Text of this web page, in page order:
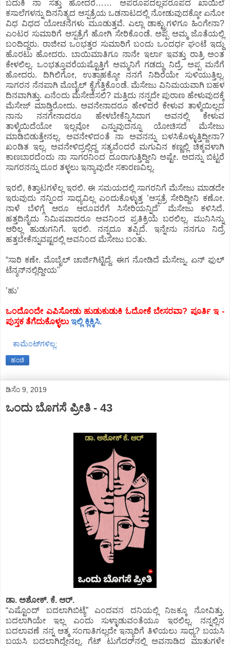
ಬದುಕಿ ನಾ ಸತ್ತು ಹೋದರೆ…… ಅಪರೂಪದಲ್ಲಪರೂಪದ ಖಾಯಿಲೆ
ಕಸಾಲೆಗಳನ್ನು ದಿನನಿತ್ಯದ ಆಸ್ಪತ್ರೆಯ ಒಡನಾಟದಲ್ಲಿ ನೋಡುವುದಕ್ಕೋ ಏನೋ
ವಿಧ ವಿಧದ ಯೋಚನೆಗಳು ಮೂಡುತ್ತವೆ. ಎಲ್ಲಾ ಡಾಕ್ಟ್ರುಗಳಿಗೂ ಹಿಂಗೇನಾ?
ಎಂಟರ ಸುಮಾರಿಗೆ ಆಸ್ಪತ್ರೆಗೆ ಹೋಗಿ ಸೇರಿಕೊಂಡೆ. ಅಪ್ಪ ಅಮ್ಮ ಜೊತೆಯಲ್ಲಿ
ಬಂದಿದ್ದರು. ರಾಜೀವ ಒಂಭತ್ತರ ಸುಮಾರಿಗೆ ಬಂದು ಒಂದರ್ಧ ಘಂಟೆ ಇದ್ದು
ಹೊರಟು ಹೋದರು. ಬಾಯಿಮಾತಿಗೂ ನಾನೇ ಇರ್ಲಾ ಇವತ್ತು ರಾತ್ರಿ ಅಂತ
ಕೇಳಲಿಲ್ಲ. ಒಂಭತ್ತೂವರೆಯಷ್ಟೊತ್ತಿಗೆ ಅಮ್ಮನಿಗೆ ಗಡದ್ದು ನಿದ್ರೆ. ಅಪ್ಪ ಮನೆಗೆ
ಹೋದರು. ದಿಗಿಲಿಗೋ, ಉತ್ಸಾಹಕ್ಕೋ ನನಗೆ ನಿದಿರೆಯೇ ಸುಳಿಯುತ್ತಿಲ್ಲ.
ಸಾಗರನ ನೆನಪಾಗಿ ಮೊಬೈಲ್‌ ಕೈಗೆತ್ತಿಕೊಂಡೆ. ಮೆಸೇಜು ವಿನಿಮಯವಾಗಿ ಬಹಳ
ದಿನವಾಗಿತ್ತು. ಏನೆಂದು ಮೆಸೇಜಿಸಲಿ? ಮತ್ತಿದು ನನ್ನದೇ ಪುರಾಣ ಹೇಳುವುದಕ್ಕೆ
ಮೆಸೇಜ್‌ ಮಾಡ್ತಿರೋದು. ಅವನೇನಾದರೂ ಹೇಳಿದರೆ ಕೇಳುವ ತಾಳ್ಮೆಯಿಲ್ಲದ
ನಾನು ನನಗೇನಾದರೂ ಹೇಳಬೇಕೆನ್ನಿಸಿದಾಗ ಅವನಲ್ಲಿ ಕೇಳುವ
ತಾಳ್ಮೆಯಿದೆಯೋ ಇಲ್ಲವೋ ಎನ್ನುವುದನ್ನೂ ಯೋಚಿಸದೆ ಮೆಸೇಜು
ಮಾಡಿಬಿಡುತ್ತೇನಲ್ಲ. ಅವನೇಳಿದಂತೆ ನಾ ಅವನನ್ನು ಬಳಸಿಕೊಳ್ಳುತ್ತಿದ್ದೀನಾ?
ಖಂಡಿತ ಇಲ್ಲ. ಅವನೇಳಿದ್ರಲ್ಲಿದ್ದ ಸತ್ಯವೆಂದರೆ ಮಗುವಿನ ಕಣ್ಣಲ್ಲಿ ಚಿಕ್ಕವಳಾಗಿ
ಕಾಣಬಾರದೆಂದು ನಾ ಸಾಗರನಿಂದ ದೂರಾಗುತ್ತಿದ್ದೀನಿ ಅಷ್ಟೇ. ಅದನ್ನು ಬಿಟ್ಟರೆ
ಸಾಗರನನ್ನು ದೂರ ತಳ್ಳಲು ಇನ್ಯಾವುದೇ ಸಕಾರಣವಿಲ್ಲ.
ಇರಲಿ, ಕಿತ್ತಾಟಗಳೆಲ್ಲ ಇರಲಿ. ಈ ಸಮಯದಲ್ಲಿ ಸಾಗರನಿಗೆ ಮೆಸೇಜು ಮಾಡದೇ
ಇರುವುದು ನನ್ನಿಂದ ಸಾಧ್ಯವಿಲ್ಲ ಎಂದುಕೊಳ್ಳುತ್ತ ʼಆಸ್ಪತ್ರೆ ಸೇರಿದ್ದೀನಿ ಕಣೋ.
ನಾಳೆ ಬೆಳಿಗ್ಗೆ ಆರೂ ಆರೂವರೆಗೆ ಸಿಸೇರಿಯನ್ನಿದೆʼ ಮೆಸೇಜು ಕಳಿಸಿದೆ.
ಹತ್ತದಿನೈದು ನಿಮಿಷವಾದರೂ ಅವನಿಂದ ಪ್ರತಿಕ್ರಿಯೆ ಬರಲಿಲ್ಲ. ಮುನಿಸಿನ್ನು
ಆರಿಲ್ಲ ಹುಡುಗನಿಗೆ. ಇರಲಿ. ನನ್ನದೂ ತಪ್ಪಿದೆ. ಇನ್ನೇನು ನನಗೂ ನಿದ್ರೆ
ಹತ್ತಬೇಕೆನ್ನುವಷ್ಟರಲ್ಲಿ ಅವನಿಂದ ಮೆಸೇಜು ಬಂತು.
“ಸಾರಿ ಕಣೇ. ಮೊಬೈಲ್‌ ಚಾರ್ಜಿಗಿಟ್ಟಿದ್ದೆ. ಈಗ ನೋಡಿದೆ ಮೆಸೇಜ್ನ. ಏನ್‌ ಫುಲ್‌
ಟೆನ್ಶನ್‌ನಲ್ಲಿದ್ದೀಯ"
ʼಹುʼ
ಒಂದೊಂದೇ ಎಪಿಸೋಡು ಹುಡುಕುಡುಕಿ ಓದೋಕೆ ಬೇಸರವಾ? ಪೂರ್ತಿ ಇ -
ಪುಸ್ತಕ ತೆಗೆದುಕೊಳ್ಳಲುಇಲ್ಲಿ ಕ್ಲಿಕ್ಕಿಸಿ.
ಕಾಮೆಂಟ್‌ಗಳಿಲ್ಲ:
ಹಂಚಿ
ಡಿಸೆಂ 9, 2019
ಒಂದು ಬೊಗಸೆ ಪ್ರೀತಿ - 43
ಡಾ. ಅಶೋಕ್.‌ ಕೆ. ಆರ್.‌
“ಎಷ್ಟೊಂದ್‌ ಬದಲಾಗಿಬಿಟ್ಯೆ” ಎಂದವನ ದನಿಯಲ್ಲಿ ನಿಜಕ್ಕೂ ನೋವಿತ್ತು.
ಬದಲಾಗಿಯೇ ಇಲ್ಲ ಎಂದು ಸುಳ್ಳಾಡುವಂತೆಯೂ ಇರಲಿಲ್ಲ. ನನ್ನಲ್ಲಿನ
ಬದಲಾವಣೆ ನನ್ನ ಆತ್ಮ ಸಂಗಾತಿಗಲ್ಲದೇ ಇನ್ಯಾರಿಗೆ ತಿಳಿಯಲು ಸಾಧ್ಯ? ಬಯಸಿ
ಬಯಸಿ ಬದಲಾಗಿದ್ದೇನಲ್ಲ. ಗೆಟ್‌ ಟುಗೆದರ್‌ನಲ್ಲಿ ಅವನಾಡಿದ ಮಾತುಗಳೇ